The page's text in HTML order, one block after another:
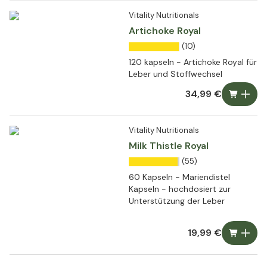
Vitality Nutritionals
Artichoke Royal
(10)
120 kapseln - Artichoke Royal für
Leber und Stoffwechsel
34,99 €
Vitality Nutritionals
Milk Thistle Royal
(55)
60 Kapseln - Mariendistel
Kapseln - hochdosiert zur
Unterstützung der Leber
19,99 €